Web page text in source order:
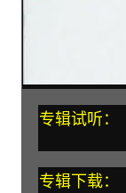
专辑试听：
专辑下载：